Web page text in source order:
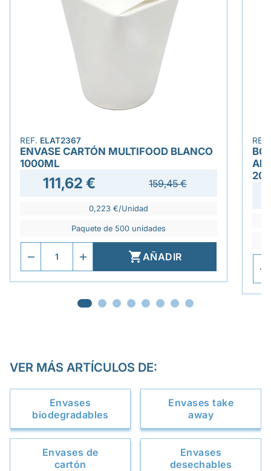
REF. ELAT2367
ENVASE CARTÓN MULTIFOOD BLANCO
1000ML
111,62 € 159,45 €
0,223 €/Unidad
Paquete de 500 unidades
AÑADIR
VER MÁS ARTÍCULOS DE:
Envases
biodegradables
Envases take
away
Envases de
cartón
Envases
desechables